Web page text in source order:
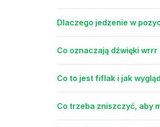
Dlaczego jedzenie w
Co oznaczają dźwięki
Co to jest fiflak i jak
Co trzeba zniszczyć, aby